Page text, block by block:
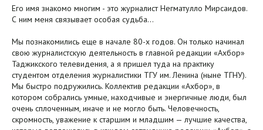
Его имя знакомо многим - это журналист Негматулло Мирсаидов.
С ним меня связывает особая судьба…
Мы познакомились еще в начале 80-х годов. Он только начинал
свою журналистскую деятельность в главной редакции «Ахбор»
Таджикского телевидения, а я пришел туда на практику
студентом отделения журналистики ТГУ им. Ленина (ныне ТГНУ).
Мы быстро подружились. Коллектив редакции «Ахбор», в
котором собрались умные, находчивые и энергичные люди, был
очень сплоченным, иначе и не могло быть. Человечность,
скромность, уважение к старшим и младшим — лучшие качества,